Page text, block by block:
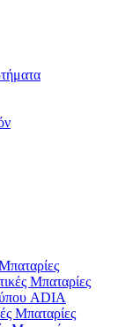
Μπαταρίες
ADIA
Μπαταρίες